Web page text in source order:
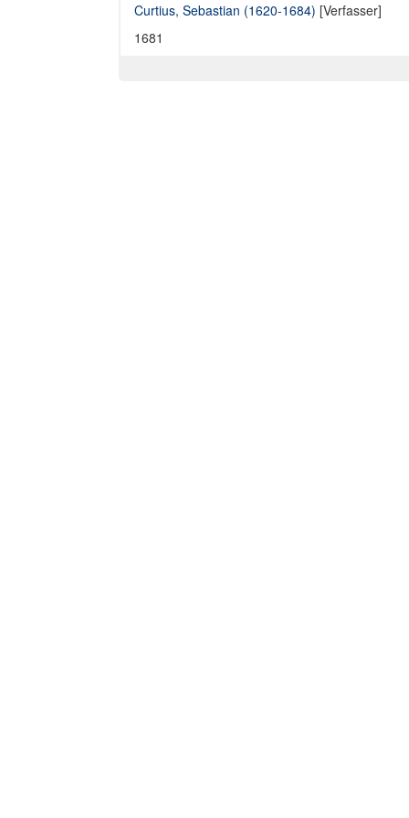
Curtius, Sebastian (1620-1684) [Verfasser]
1681